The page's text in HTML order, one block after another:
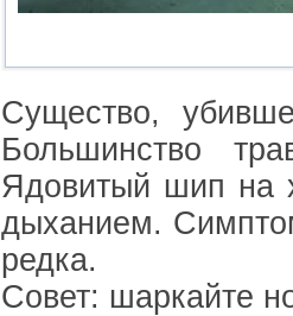
Существо,
Большинство
Ядовитый шип на
дыханием.
редка.
Совет: шаркайте